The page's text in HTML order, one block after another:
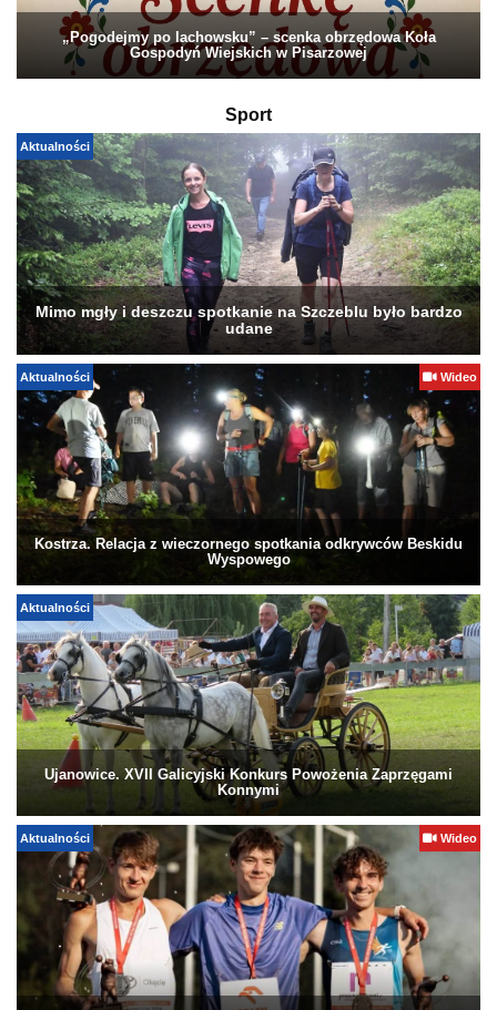
„Pogodejmy po lachowsku” – scenka obrzędowa Koła
Gospodyń Wiejskich w Pisarzowej
Sport
Aktualności
Mimo mgły i deszczu spotkanie na Szczeblu było bardzo
udane
Aktualności Wideo
Kostrza. Relacja z wieczornego spotkania odkrywców Beskidu
Wyspowego
Aktualności
Ujanowice. XVII Galicyjski Konkurs Powożenia Zaprzęgami
Konnymi
Aktualności Wideo